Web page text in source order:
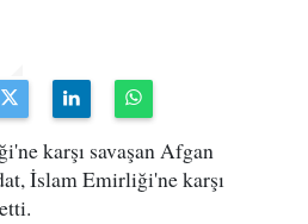
karşı savaşan Afgan
İslam Emirliği'ne karşı